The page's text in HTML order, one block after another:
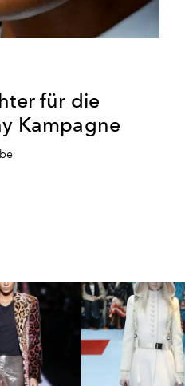
für die
Kampagne